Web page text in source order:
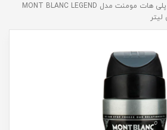
اسپری خوشبو کننده بدن پلی هات مومنت مدل MONT BLANC LEGEND